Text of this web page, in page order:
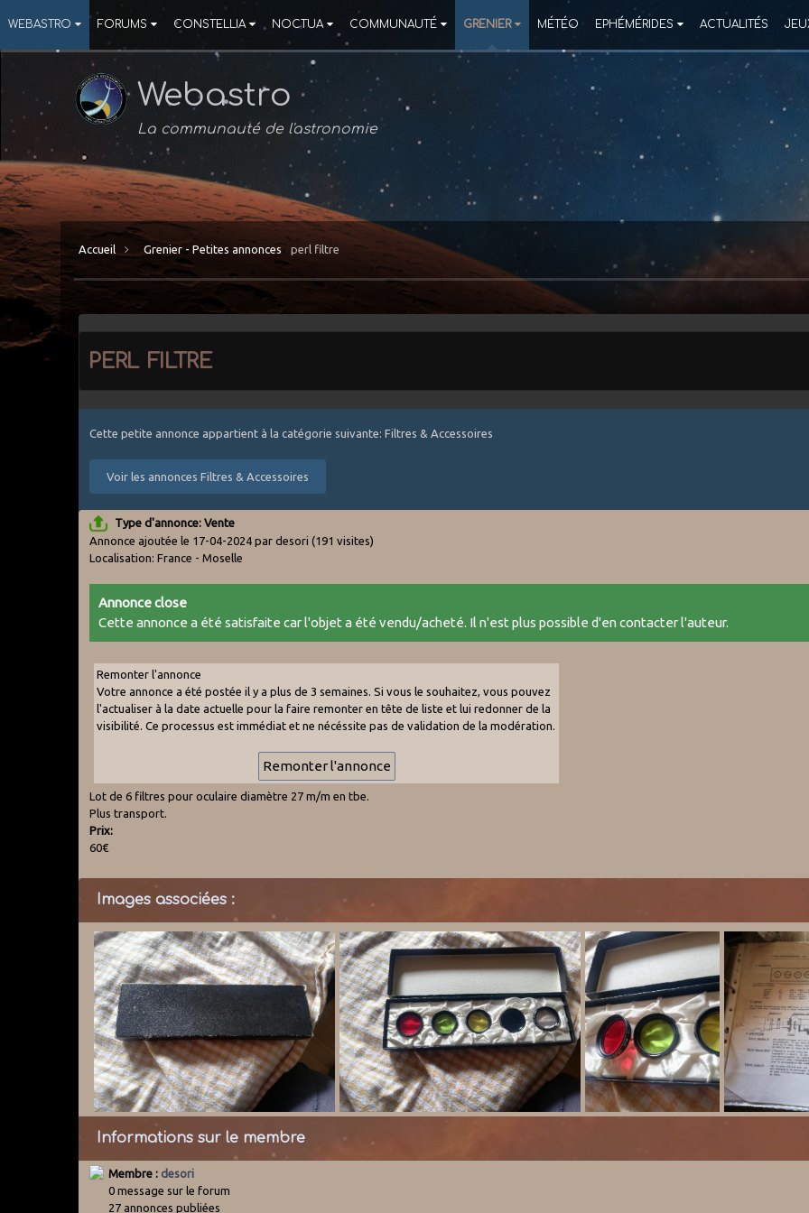
WEBASTRO FORUMS CONSTELLIA NOCTUA COMMUNAUTÉ GRENIER MÉTÉO EPHÉMÉRIDES ACTUALITÉS
Webastro
La communauté de l'astronomie
Accueil Grenier - Petites annonces perl filtre
perl filtre
Cette petite annonce appartient à la catégorie suivante: Filtres & Accessoires
Voir les annonces Filtres & Accessoires
Type d'annonce: Vente
Annonce ajoutée le 17-04-2024 par desori(191 visites)
Localisation: France - Moselle
Annonce close
Cette annonce a été satisfaite car l'objet a été vendu/acheté. Il n'est plus possible d'en contacter l'auteur.
Remonter l'annonce
Votre annonce a été postée il y a plus de 3 semaines. Si vous le souhaitez, vous pouvez
l'actualiser à la date actuelle pour la faire remonter en tête de liste et lui redonner de la
visibilité. Ce processus est immédiat et ne nécéssite pas de validation de la modération.
Lot de 6 filtres pour oculaire diamètre 27 m/m en tbe.
Plus transport.
Prix:
60€
Images associées :
Informations sur le membre
Membre : desori
0 message sur le forum
27 annonces publiées